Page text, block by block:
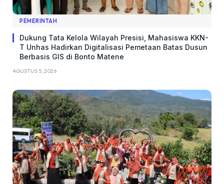
PEMERINTAH
Dukung Tata Kelola Wilayah Presisi, Mahasiswa KKN-
T Unhas Hadirkan Digitalisasi Pemetaan Batas Dusun
Berbasis GIS di Bonto Matene
AGUSTUS 5, 2026